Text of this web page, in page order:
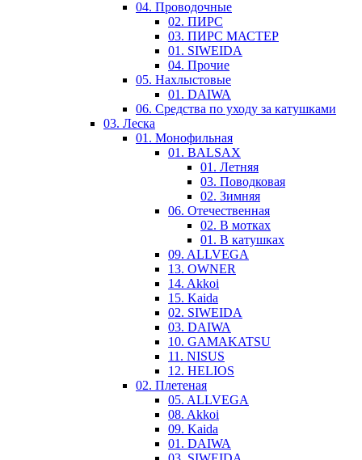
04. Проводочные
02. ПИРС
03. ПИРС МАСТЕР
01. SIWEIDA
04. Прочие
05. Нахлыстовые
01. DAIWA
06. Средства по уходу за катушками
03. Леска
01. Монофильная
01. BALSAX
01. Летняя
03. Поводковая
02. Зимняя
06. Отечественная
02. В мотках
01. В катушках
09. ALLVEGA
13. OWNER
14. Akkoi
15. Kaida
02. SIWEIDA
03. DAIWA
10. GAMAKATSU
11. NISUS
12. HELIOS
02. Плетеная
05. ALLVEGA
08. Akkoi
09. Kaida
01. DAIWA